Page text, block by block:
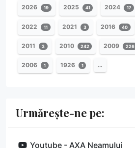
2026 19 2025 41 2024 17
2022 11 2021 3 2016 40
2011 3 2010 242 2009 226
2006 1 1926 1 …
Urmărește-ne pe:
Youtube - AXA Neamului